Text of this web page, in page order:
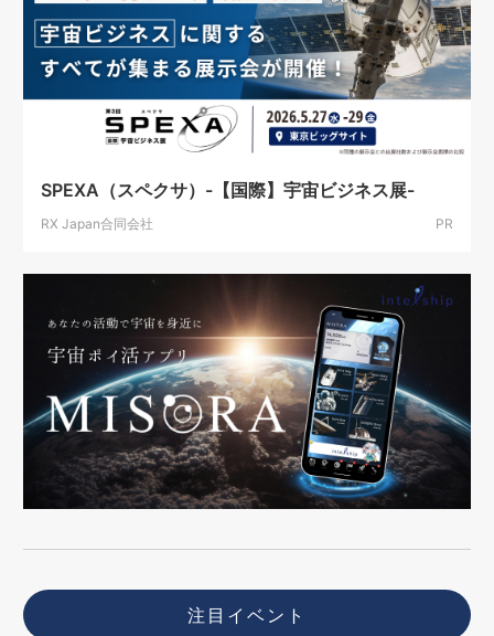
SPEXA（スペクサ）-【国際】宇宙ビジネス展-
RX Japan合同会社 PR
注目イベント